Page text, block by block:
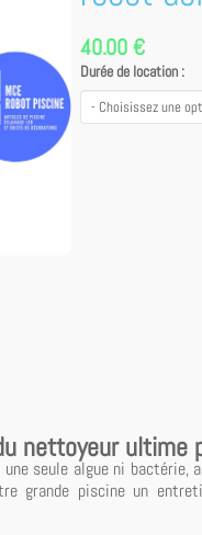
40.00 €
Durée de location :
nettoyeur ultime
seule algue ni
grande piscine un